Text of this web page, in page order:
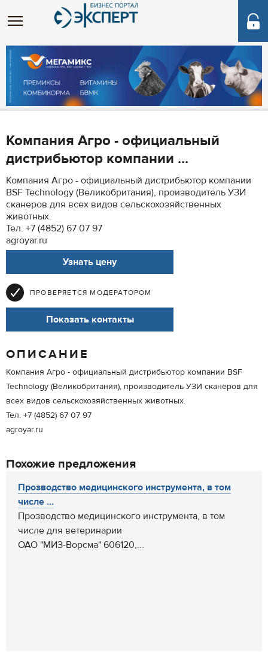
Компания Агро - официальный
дистрибьютор компании ...
Компания Агро - официальный дистрибьютор компании
BSF Technology (Великобритания), производитель УЗИ
сканеров для всех видов сельскохозяйственных
животных.
Тел. +7 (4852) 67 07 97
agroyar.ru
Узнать цену
ПРОВЕРЯЕТСЯ МОДЕРАТОРОМ
Показать контакты
ОПИСАНИЕ
Компания Агро - официальный дистрибьютор компании BSF
Technology (Великобритания), производитель УЗИ сканеров для
всех видов сельскохозяйственных животных.
Тел. +7 (4852) 67 07 97
agroyar.ru
Похожие предложения
Прозводство медицинского инструмента, в том
числе ...
Прозводство медицинского инструмента, в том
числе для ветеринарии
ОАО "МИЗ-Ворсма" 606120,...